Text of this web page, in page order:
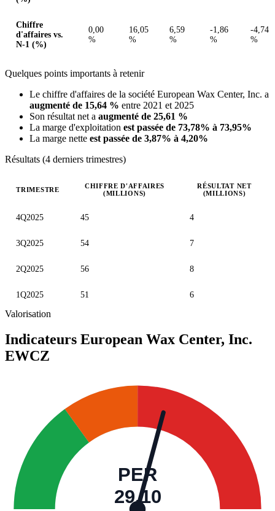
Chiffre
d'affaires vs.
N-1 (%)
0,00
%
16,05
%
6,59
%
-1,86
%
-4,74
%
Quelques points importants à retenir
Le chiffre d'affaires de la société European Wax Center, Inc. a
augmenté de 15,64 % entre 2021 et 2025
Son résultat net a augmenté de 25,61 %
La marge d'exploitation est passée de 73,78% à 73,95%
La marge nette est passée de 3,87% à 4,20%
Résultats (4 derniers trimestres)
TRIMESTRE
CHIFFRE D'AFFAIRES
(MILLIONS)
RÉSULTAT NET
(MILLIONS)
4Q2025 45 4
3Q2025 54 7
2Q2025 56 8
1Q2025 51 6
Valorisation
Indicateurs European Wax Center, Inc.
EWCZ
PER
29,10